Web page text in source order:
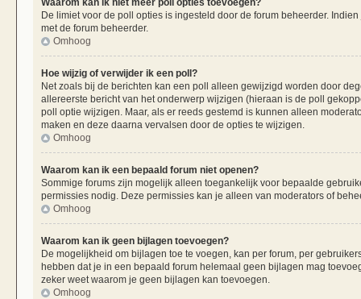
De limiet voor de poll opties is ingesteld door de forum beheerder.
met de forum beheerder.
Omhoog
Hoe wijzig of verwijder ik een poll?
Net zoals bij de berichten kan een poll alleen gewijzigd worden door
allereerste bericht van het onderwerp wijzigen (hieraan is de poll
poll optie wijzigen. Maar, als er reeds gestemd is kunnen alleen
maken en deze daarna vervalsen door de opties te wijzigen.
Omhoog
Waarom kan ik een bepaald forum niet openen?
Sommige forums zijn mogelijk alleen toegankelijk voor bepaalde
permissies nodig. Deze permissies kan je alleen van moderators of
Omhoog
Waarom kan ik geen bijlagen toevoegen?
De mogelijkheid om bijlagen toe te voegen, kan per forum, per
hebben dat je in een bepaald forum helemaal geen bijlagen mag
zeker weet waarom je geen bijlagen kan toevoegen.
Omhoog